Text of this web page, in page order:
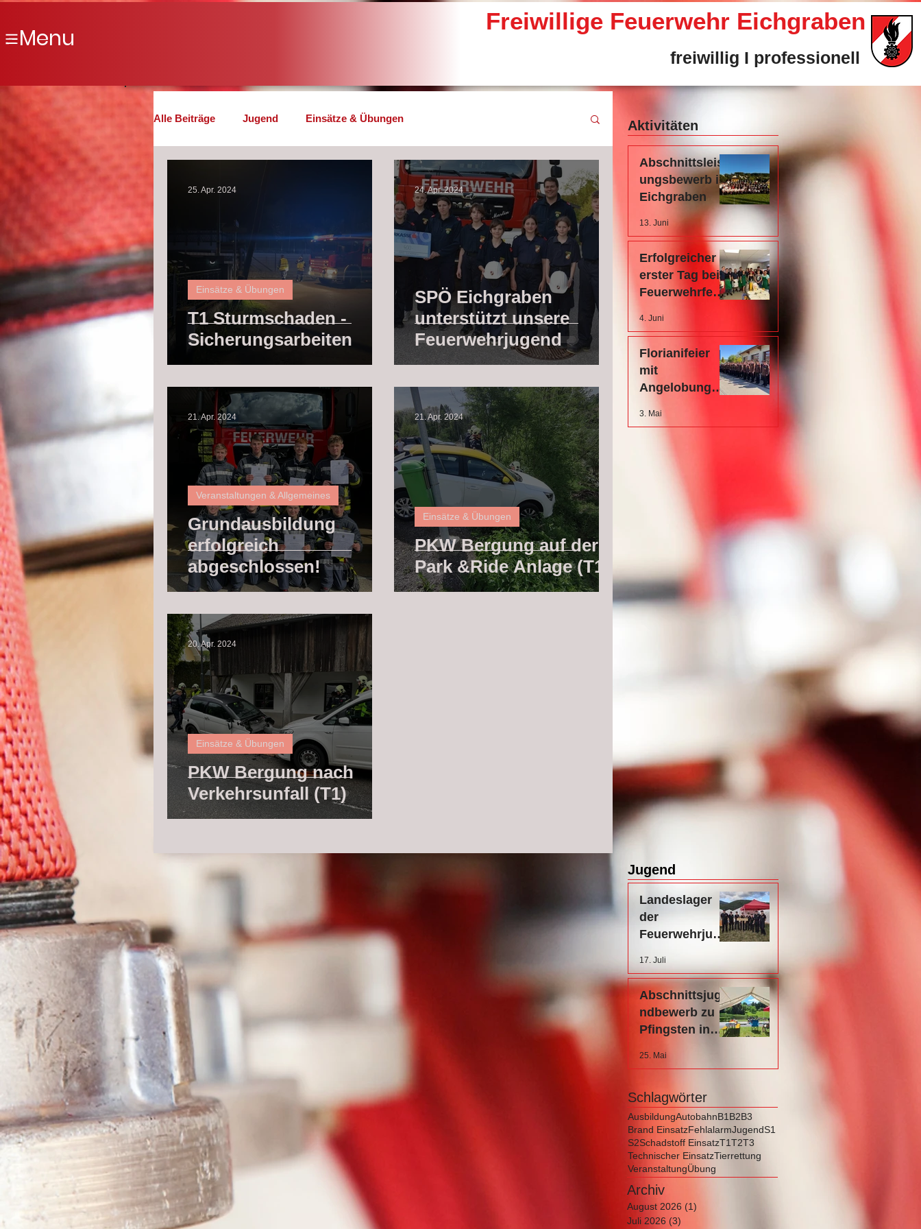
Menu
Freiwillige Feuerwehr Eichgraben
freiwillig I professionell
Alle Beiträge Jugend Einsätze & Übungen
T1 Sturmschaden -
Sicherungsarbeiten
Einsätze & Übungen
25. Apr. 2024
SPÖ Eichgraben
unterstützt unsere
Feuerwehrjugend
24. Apr. 2024
Grundausbildung
erfolgreich
abgeschlossen!
Veranstaltungen & Allgemeines
21. Apr. 2024
PKW Bergung auf der
Park &Ride Anlage (T1)
Einsätze & Übungen
21. Apr. 2024
PKW Bergung nach
Verkehrsunfall (T1)
Einsätze & Übungen
20. Apr. 2024
Aktivitäten
Abschnittsleist
ungsbewerb in
Eichgraben
13. Juni
Erfolgreicher
erster Tag beim
Feuerwehrfest
4. Juni
Florianifeier
mit
Angelobung
3. Mai
Jugend
Landeslager
der
Feuerwehrjuge
Küb
17. Juli
Abschnittsjuge
ndbewerb zu
Pfingsten in
25. Mai
Schlagwörter
AusbildungAutobahnB1 B2B3
Brand EinsatzFehlalarmJugendS1
S2Schadstoff EinsatzT1T2T3
Technischer EinsatzTierrettung
VeranstaltungÜbung
Archiv
August 2026 (1)
Juli 2026 (3)